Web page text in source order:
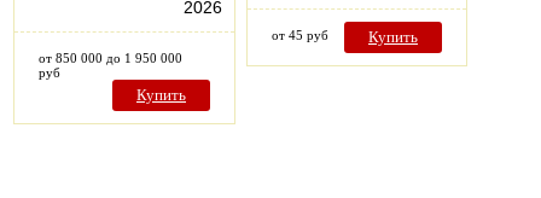
2026
от 850 000 до 1 950 000
руб
Купить
от 45 руб Купить